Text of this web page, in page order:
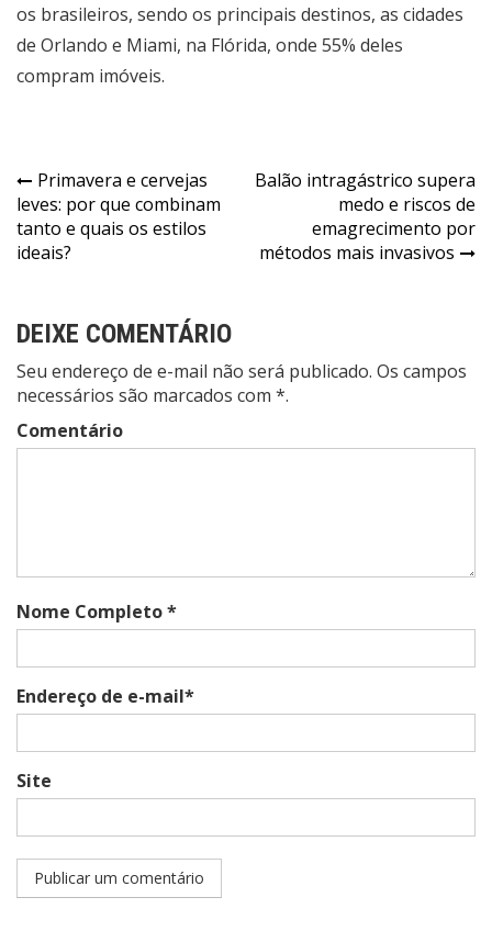
os brasileiros, sendo os principais destinos, as cidades
de Orlando e Miami, na Flórida, onde 55% deles
compram imóveis.
Navegação
de
Post
Primavera e cervejas
leves: por que combinam
tanto e quais os estilos
ideais?
Balão intragástrico supera
medo e riscos de
emagrecimento por
métodos mais invasivos
DEIXE COMENTÁRIO
Seu endereço de e-mail não será publicado. Os campos
necessários são marcados com *.
Comentário
Nome Completo *
Endereço de e-mail*
Site